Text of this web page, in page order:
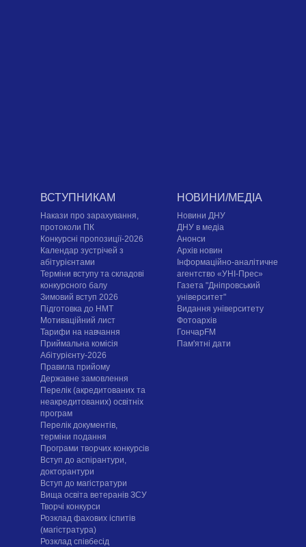
ВСТУПНИКАМ
Накази про зарахування,
протоколи ПК
Конкурсні пропозиції-2026
Календар зустрічей з
абітурієнтами
Терміни вступу та складові
конкурсного балу
Зимовий вступ 2026
Підготовка до НМТ
Мотиваційний лист
Тарифи на навчання
Приймальна комісія
Абітурієнту-2026
Правила прийому
Державне замовлення
Перелік (акредитованих та
неакредитованих) освітніх
програм
Перелік документів,
терміни подання
Програми творчих конкурсiв
Вступ до аспірантури,
докторантури
Вступ до магістратури
Вища освіта ветеранів ЗСУ
Творчі конкурси
Розклад фахових іспитів
(магістратура)
Розклад співбесід
НОВИНИ/МЕДІА
Новини ДНУ
ДНУ в медіа
Анонси
Архів новин
Інформаційно-аналітичне
агентство «УНІ-Прес»
Газета "Дніпровський
університет"
Видання університету
Фотоархів
ГончарFM
Пам'ятні дати